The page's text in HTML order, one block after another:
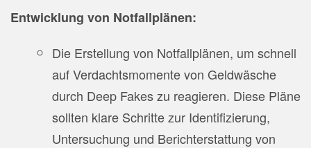
Entwicklung von Notfallplänen:
Die Erstellung von Notfallplänen, um schnell
auf Verdachtsmomente von Geldwäsche
durch Deep Fakes zu reagieren. Diese Pläne
sollten klare Schritte zur Identifizierung,
Untersuchung und Berichterstattung von